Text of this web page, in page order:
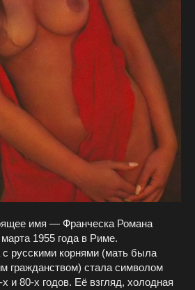
имя — Франческа Романа
1955 года в Риме.
с русскими корнями (мать была
гражданством) стала символом
х и 80-х годов. Её взгляд, холодная